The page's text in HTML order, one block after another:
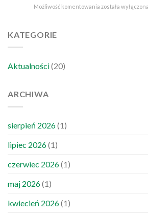
zapłacić?
o
Możliwość komentowania Podmurówka
została wyłączona
KATEGORIE
Aktualności(20)
ARCHIWA
sierpień 2026(1)
lipiec 2026(1)
czerwiec 2026(1)
maj 2026(1)
kwiecień 2026(1)